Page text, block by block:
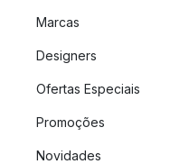
Marcas
Designers
Ofertas Especiais
Promoções
Novidades